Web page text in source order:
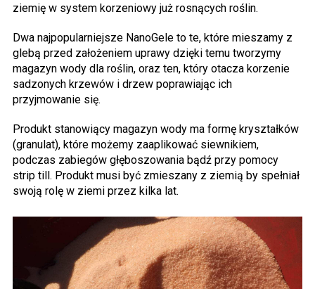
ziemię w system korzeniowy już rosnących roślin.
Dwa najpopularniejsze NanoGele to te, które mieszamy z
glebą przed założeniem uprawy dzięki temu tworzymy
magazyn wody dla roślin, oraz ten, który otacza korzenie
sadzonych krzewów i drzew poprawiając ich
przyjmowanie się.
Produkt stanowiący magazyn wody ma formę kryształków
(granulat), które możemy zaaplikować siewnikiem,
podczas zabiegów głęboszowania bądź przy pomocy
strip till. Produkt musi być zmieszany z ziemią by spełniał
swoją rolę w ziemi przez kilka lat.